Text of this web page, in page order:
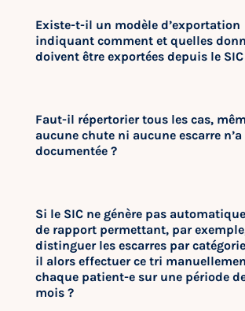
Existe-t-il un modèle d’exportation
indiquant comment et quelles
doivent être exportées depuis le SIC
Faut-il répertorier tous les cas,
aucune chute ni aucune escarre n’a
documentée ?
Si le SIC ne génère pas
de rapport permettant, par
distinguer les escarres par
il alors effectuer ce tri
chaque patient-e sur une période
mois ?